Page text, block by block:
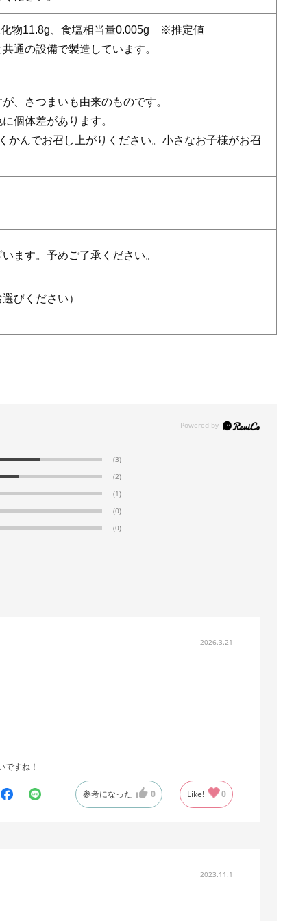
化物11.8g、食塩相当量0.005g ※推定値
通の設備で製造しています。
、さつまいも由来のものです。
個体差があります。
んでお召し上がりください。小さなお子様がお召
ます。予めご了承ください。
びください）
(3)
(2)
(1)
(0)
(0)
2026.3.21
すね！
参考になった 0 Like! 0
2023.11.1